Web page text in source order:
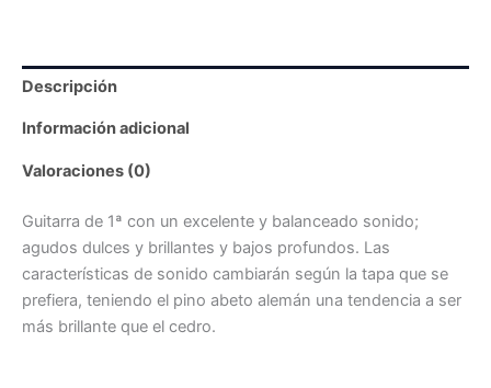
Descripción
Información adicional
Valoraciones (0)
Guitarra de 1ª con un excelente y balanceado sonido;
agudos dulces y brillantes y bajos profundos. Las
características de sonido cambiarán según la tapa que se
prefiera, teniendo el pino abeto alemán una tendencia a ser
más brillante que el cedro.